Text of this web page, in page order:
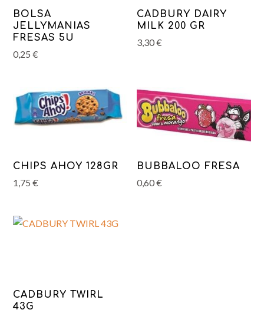
BOLSA
JELLYMANIAS
FRESAS 5U
0,25€
CADBURY DAIRY
MILK 200 GR
3,30€
CHIPS AHOY 128GR
1,75€
BUBBALOO FRESA
0,60€
CADBURY TWIRL
43G